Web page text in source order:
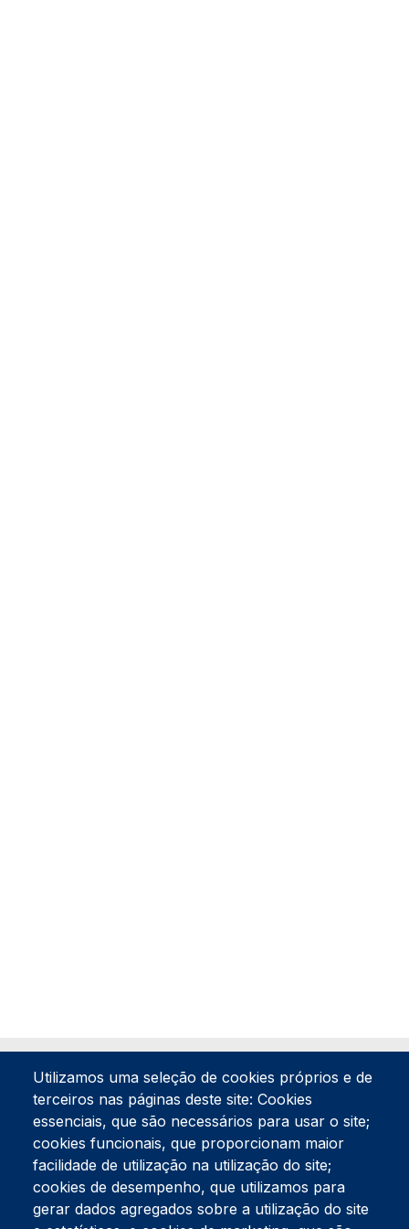
Tel:234 390 100Fax:234 390 100
Endereço Postal
Utilizamos uma seleção de cookies próprios e de
terceiros nas páginas deste site: Cookies
essenciais, que são necessários para usar o site;
cookies funcionais, que proporcionam maior
facilidade de utilização na utilização do site;
cookies de desempenho, que utilizamos para
gerar dados agregados sobre a utilização do site